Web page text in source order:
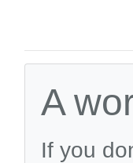
A
If you